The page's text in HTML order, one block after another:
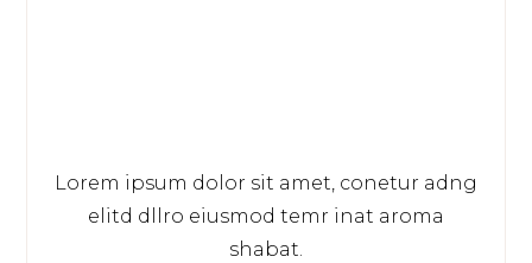
Lorem ipsum dolor sit amet, conetur adng
elitd dllro eiusmod temr inat aroma
shabat.